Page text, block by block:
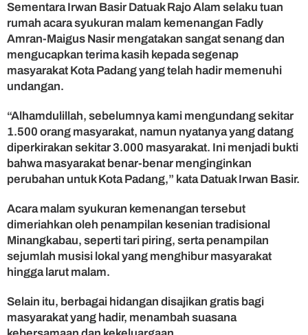
Sementara Irwan Basir Datuak Rajo Alam selaku tuan
rumah acara syukuran malam kemenangan Fadly
Amran-Maigus Nasir mengatakan sangat senang dan
mengucapkan terima kasih kepada segenap
masyarakat Kota Padang yang telah hadir memenuhi
undangan.
“Alhamdulillah, sebelumnya kami mengundang sekitar
1.500 orang masyarakat, namun nyatanya yang datang
diperkirakan sekitar 3.000 masyarakat. Ini menjadi bukti
bahwa masyarakat benar-benar menginginkan
perubahan untuk Kota Padang,” kata Datuak Irwan Basir.
Acara malam syukuran kemenangan tersebut
dimeriahkan oleh penampilan kesenian tradisional
Minangkabau, seperti tari piring, serta penampilan
sejumlah musisi lokal yang menghibur masyarakat
hingga larut malam.
Selain itu, berbagai hidangan disajikan gratis bagi
masyarakat yang hadir, menambah suasana